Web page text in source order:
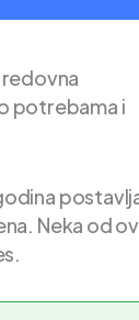
redovna
potrebama i
Neka od